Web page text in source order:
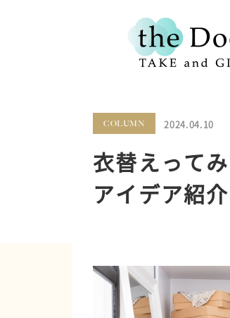
COLUMN 2024.04.10
衣替えって
アイデア紹介